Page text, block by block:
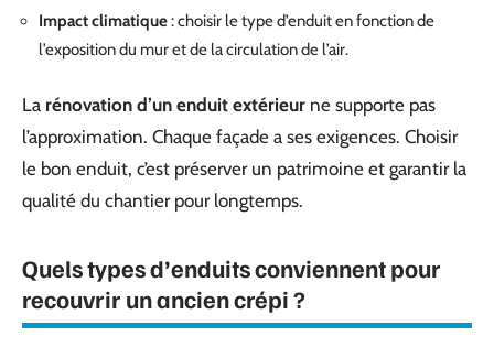
Impact climatique: choisir le type d’enduit en fonction de
l’exposition du mur et de la circulation de l’air.
La rénovation d’un enduit extérieur ne supporte pas
l’approximation. Chaque façade a ses exigences. Choisir
le bon enduit, c’est préserver un patrimoine et garantir la
qualité du chantier pour longtemps.
Quels types d’enduits conviennent pour
recouvrir un ancien crépi ?